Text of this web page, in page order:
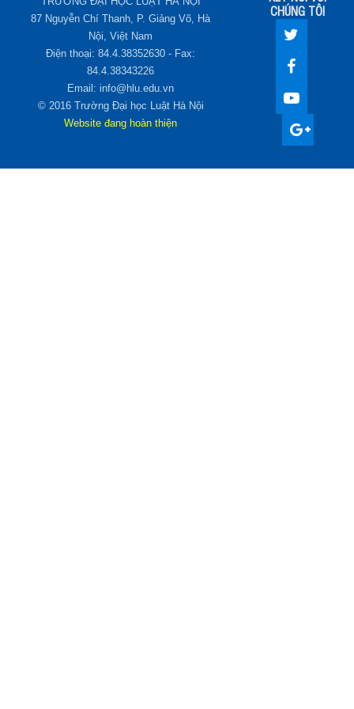
87 Nguyễn Chí Thanh, P. Giảng Võ, Hà
Nội, Việt Nam
Điện thoại: 84.4.38352630 - Fax:
84.4.38343226
Email: info@hlu.edu.vn
© 2016 Trường Đại học Luật Hà Nội
Website đang hoàn thiện
CHÚNG TÔI